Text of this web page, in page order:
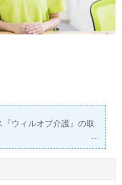
ウィルオブ介護』の取
さい♪
ートいたします。